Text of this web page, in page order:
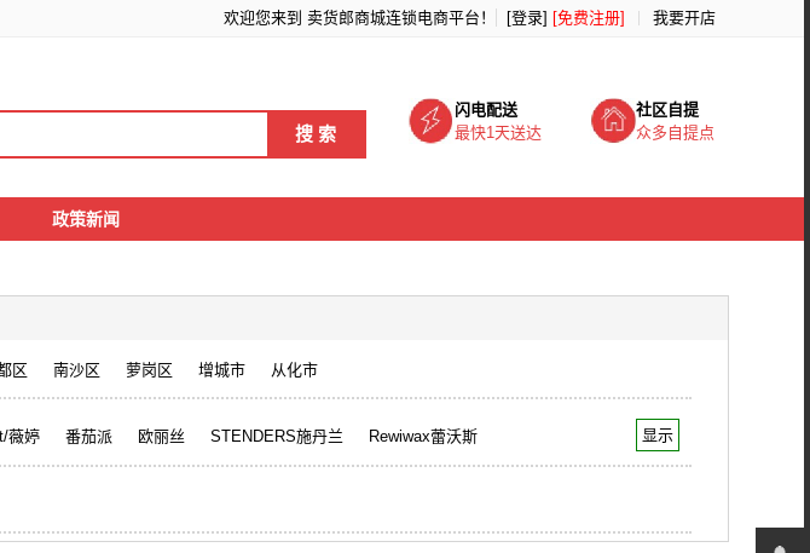
欢迎您来到 卖货郎商城连锁电商平台 ！ [登录] [免费注册] 我要开店
搜 索
闪电配送
最快1天送达
社区自提
众多自提点
政策新闻
区 南沙区 萝岗区 增城市 从化市
显示
薇婷 番茄派 欧丽丝 STENDERS施丹兰 Rewiwax蕾沃斯